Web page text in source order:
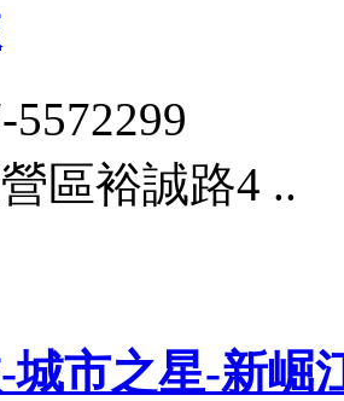
區裕誠路4 ..
城市之星-新崛